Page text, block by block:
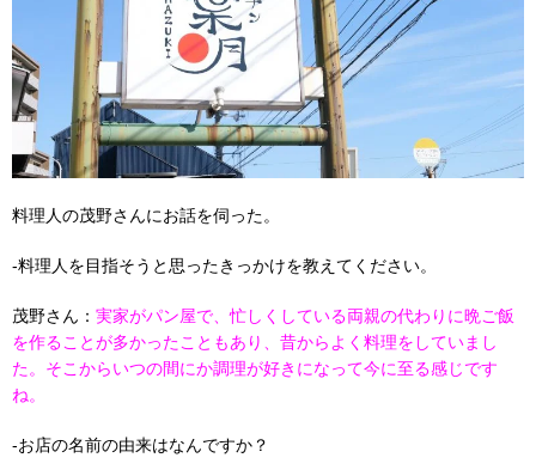
料理人の茂野さんにお話を伺った。
-料理人を目指そうと思ったきっかけを教えてください。
茂野さん： 実家がパン屋で、忙しくしている両親の代わりに晩ご飯
を作ることが多かったこともあり、昔からよく料理をしていまし
た。そこからいつの間にか調理が好きになって今に至る感じです
ね。
-お店の名前の由来はなんですか？